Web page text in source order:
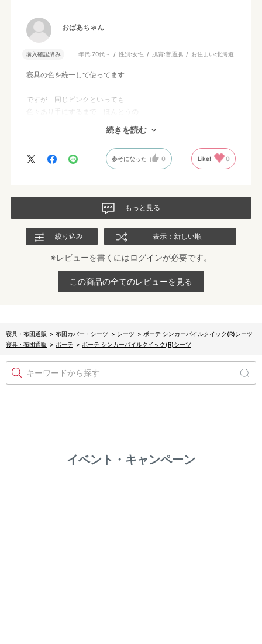
おばあちゃん
購入確認済み 年代:70代～ 性別:女性 肌質:普通肌 お住まい:北海道
寝具の色を統一して使ってます
ですが 同じピンクといっても
色々あり手にするまで ほんとうの
色が分からず 納得出来ないまま使ってます
もっと実物がわかりやすい方法があればいいですね
触ったら 肌触りがちがう 生地の音がうるさいなどがあります
続きを読む
参考になった 0 Like! 0
もっと見る
絞り込み 表示：新しい順
※レビューを書くにはログインが必要です。
この商品の全てのレビューを見る
寝具・布団通販 > 布団カバー・シーツ > シーツ > ボーテ シンカーパイルクイック(R)シーツ
寝具・布団通販 > ボーテ > ボーテ シンカーパイルクイック(R)シーツ
キーワードから探す
イベント・キャンペーン